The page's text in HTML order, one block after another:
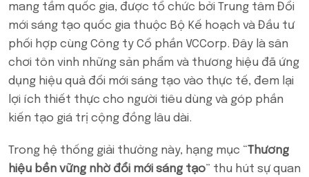
mang tầm quốc gia, được tổ chức bởi Trung tâm Đổi
mới sáng tạo quốc gia thuộc Bộ Kế hoạch và Đầu tư
phối hợp cùng Công ty Cổ phần VCCorp. Đây là sân
chơi tôn vinh những sản phẩm và thương hiệu đã ứng
dụng hiệu quả đổi mới sáng tạo vào thực tế, đem lại
lợi ích thiết thực cho người tiêu dùng và góp phần
kiến tạo giá trị cộng đồng lâu dài.
Trong hệ thống giải thưởng này, hạng mục “Thương
hiệu bền vững nhờ đổi mới sáng tạo” thu hút sự quan